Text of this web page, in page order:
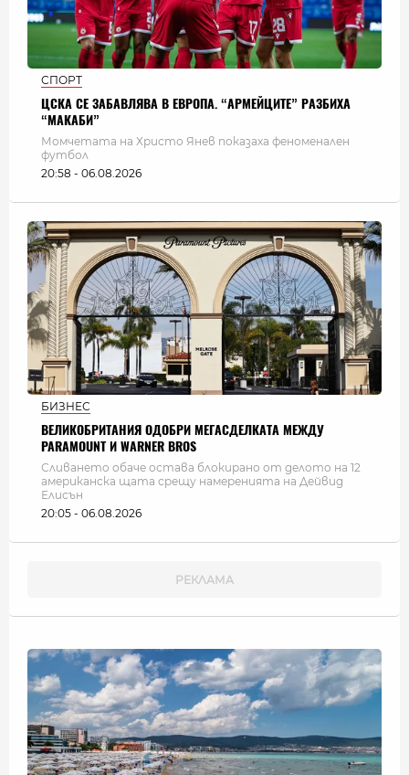
СПОРТ
ЦСКА СЕ ЗАБАВЛЯВА В ЕВРОПА. “АРМЕЙЦИТЕ” РАЗБИХА
“МАКАБИ”
Момчетата на Христо Янев показаха феноменален
футбол
20:58 - 06.08.2026
БИЗНЕС
ВЕЛИКОБРИТАНИЯ ОДОБРИ МЕГАСДЕЛКАТА МЕЖДУ
PARAMOUNT И WARNER BROS
Сливането обаче остава блокирано от делото на 12
американска щата срещу намеренията на Дейвид
Елисън
20:05 - 06.08.2026